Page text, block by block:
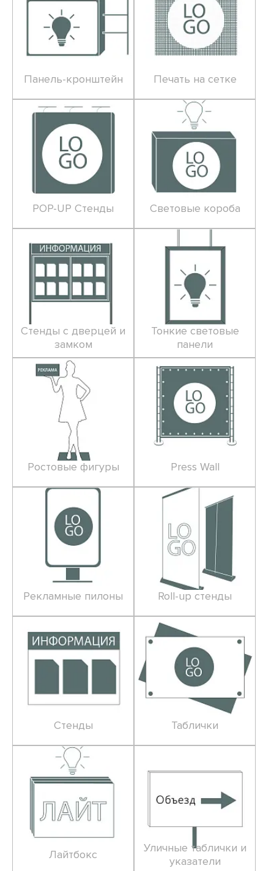
Панель-кронштейн Печать на сетке
POP-UP Стенды Световые короба
Стенды с дверцей и
замком
Тонкие световые
панели
Ростовые фигуры Press Wall
Рекламные пилоны Roll-up стенды
Стенды Таблички
Лайтбокс
Уличные таблички и
указатели